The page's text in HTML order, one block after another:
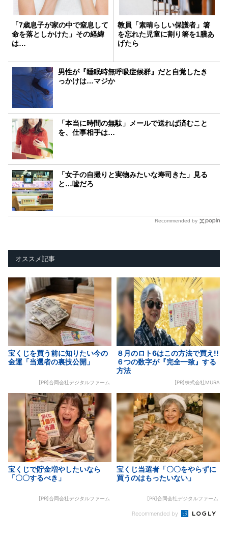
「7歳息子が家の中で窒息して
命を落としかけた」その経緯
は…
教員「素晴らしい保護者」箸
を忘れた児童に割り箸を1膳あ
げたら
男性が『睡眠時無呼吸症候群』だと自覚したき
っかけは…マジか
「本当に時間の無駄」メールで送れば済むこと
を、仕事相手は…
「女子の自撮りと実物みたいな寿司きた」見る
と…嘘だろ
Recommended by
オススメ記事
宝くじを買う前に知りたい今の
金運「当選者の裏技公開」
[PR]合同会社デジタルファーム
８月のロト6はこの方法で買え!!
６つの数字が『完全一致』する
方法
[PR]株式会社MURA
宝くじで貯金増やしたいなら
「〇〇するべき」
[PR]合同会社デジタルファーム
宝くじ当選者「〇〇をやらずに
買うのはもったいない」
[PR]合同会社デジタルファーム
Recommended by